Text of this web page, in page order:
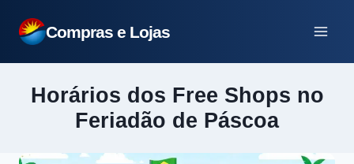
para
Compras e Lojas
Horários dos Free Shops no
Feriadão de Páscoa